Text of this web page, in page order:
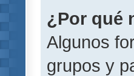
¿Por qué
Algunos
grupos y